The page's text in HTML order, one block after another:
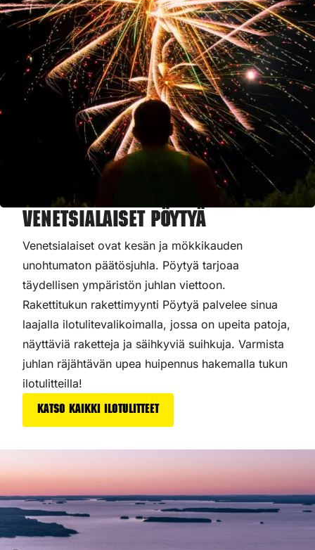
Venetsialaiset Pöytyä
Venetsialaiset ovat kesän ja mökkikauden
unohtumaton päätösjuhla. Pöytyä tarjoaa
täydellisen ympäristön juhlan viettoon.
Rakettitukun rakettimyynti Pöytyä palvelee sinua
laajalla ilotulitevalikoimalla, jossa on upeita patoja,
näyttäviä raketteja ja säihkyviä suihkuja. Varmista
juhlan räjähtävän upea huipennus hakemalla tukun
ilotulitteilla!
Katso kaikki ilotulitteet